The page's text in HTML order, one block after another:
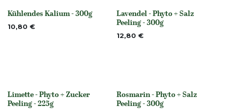
None
Kühlendes Kalium - 300g
10,80 € None
Lavendel - Phyto + Salz
Peeling - 300g
12,80 €
None
Limette - Phyto + Zucker
Peeling - 225g None
Rosmarin - Phyto + Salz
Peeling - 300g